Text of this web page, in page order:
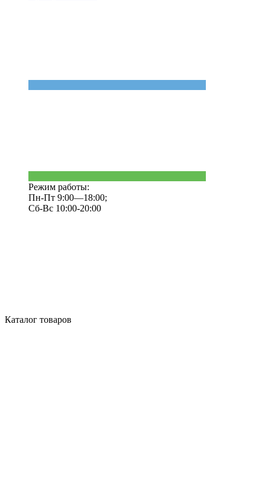
Режим работы:
Пн-Пт 9:00—18:00;
Сб-Вс 10:00-20:00
Каталог товаров